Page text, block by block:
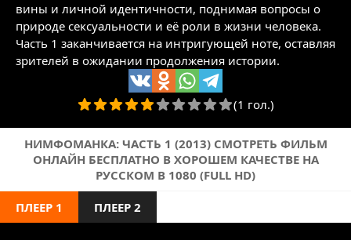
вины и личной идентичности, поднимая вопросы о
природе сексуальности и её роли в жизни человека.
Часть 1 заканчивается на интригующей ноте, оставляя
зрителей в ожидании продолжения истории.
(1 гол.)
НИМФОМАНКА: ЧАСТЬ 1 (2013) СМОТРЕТЬ ФИЛЬМ
ОНЛАЙН БЕСПЛАТНО В ХОРОШЕМ КАЧЕСТВЕ НА
РУССКОМ В 1080 (FULL HD)
ПЛЕЕР 1 ПЛЕЕР 2